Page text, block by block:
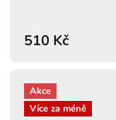
510 Kč
Akce
Více za méně